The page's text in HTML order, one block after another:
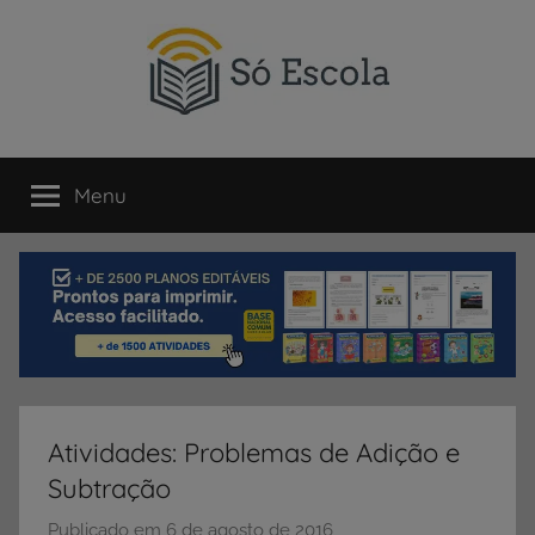
SÓ
ESCOLA
um
portal
direcionado
compartilhamento
dicas
Menu
Atividades: Problemas de Adição e
Subtração
Publicado em 6 de agosto de 2016